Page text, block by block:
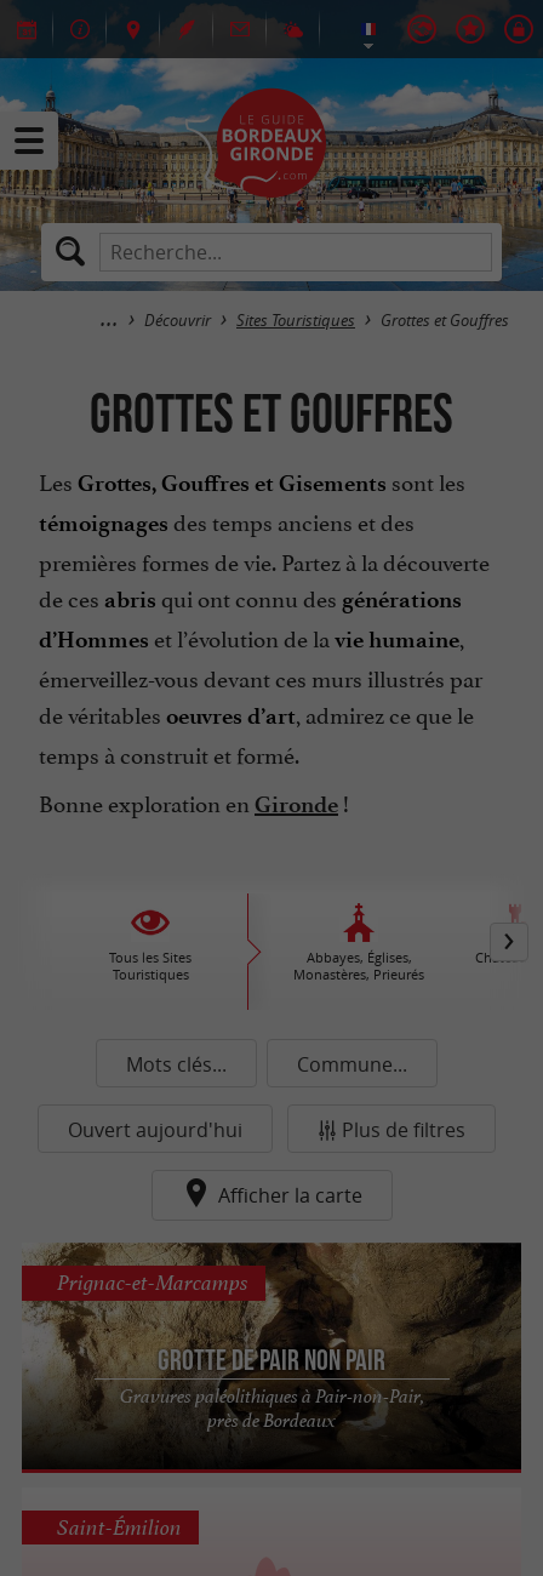
Découvrir Sites Touristiques Grottes et Gouffres
Grottes et Gouffres
Les Grottes, Gouffres et Gisements sont les
témoignages des temps anciens et des
premières formes de vie. Partez à la découverte
de ces abris qui ont connu des générations
d’Hommes et l’évolution de la vie humaine,
émerveillez-vous devant ces murs illustrés par
de véritables oeuvres d’art, admirez ce que le
temps à construit et formé.
Bonne exploration en Gironde !
Tous les Sites
Touristiques
Abbayes, Églises,
Monastères, Prieurés
Châteaux
Mots clés... Commune...
Ouvert aujourd'hui Plus de filtres
Afficher la carte
Grotte de Pair non Pair
Gravures paléolithiques à Pair-non-Pair,
près de Bordeaux
Prignac-et-Marcamps
Saint-Émilion